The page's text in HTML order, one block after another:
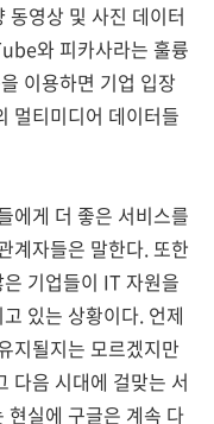
동영상 및 사진 데이터
와 피카사라는 훌륭
이용하면 기업 입장
멀티미디어 데이터들
에게 더 좋은 서비스를
계자들은 말한다. 또한
기업들이 IT 자원을
있는 상황이다. 언제
지될지는 모르겠지만
다음 시대에 걸맞는 서
현실에 구글은 계속 다